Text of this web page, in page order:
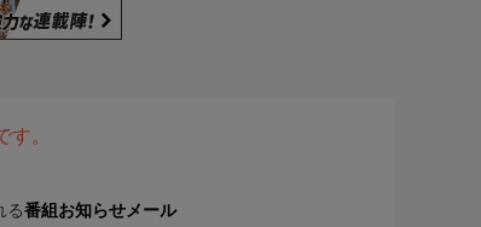
。
る番組お知らせメール